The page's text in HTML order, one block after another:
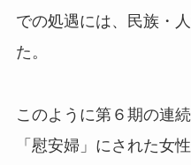
での処遇には、民族・
た。
このように第６期の連
「慰安婦」にされた女